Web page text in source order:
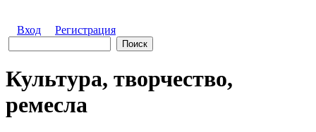
Вход Регистрация
Культура, творчество,
ремесла